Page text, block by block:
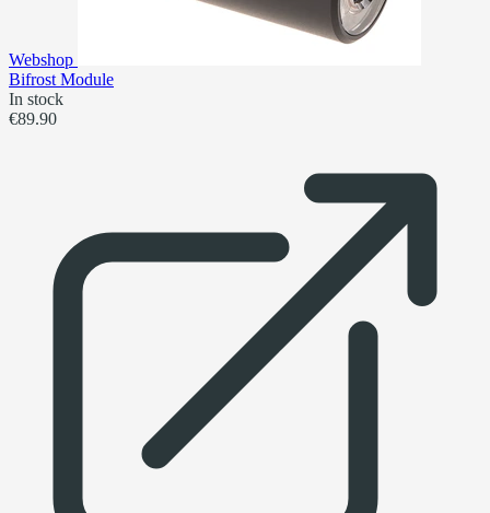
Webshop
Bifrost Module
In stock
€89.90